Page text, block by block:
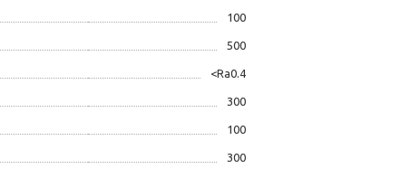
100
500
<Ra0.4
300
100
300